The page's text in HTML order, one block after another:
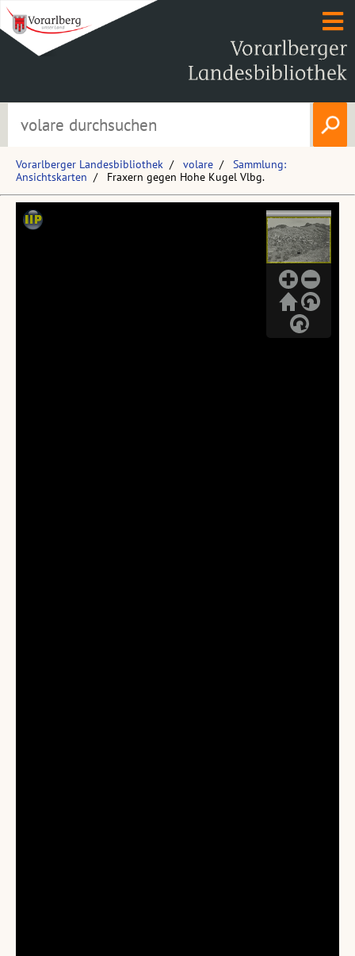
Vorarlberger Landesbibliothek volare
Sammlung:
Ansichtskarten
Fraxern gegen Hohe Kugel Vlbg.